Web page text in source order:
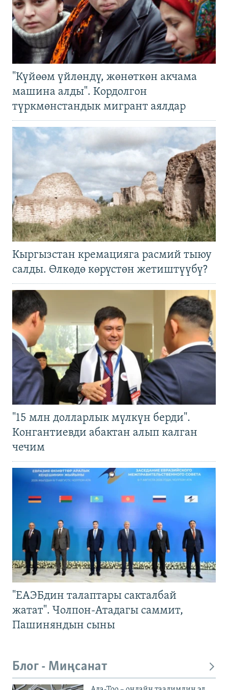
"Күйөөм үйлөндү, жөнөткөн акчама
машина алды". Кордолгон
түркмөнстандык мигрант аялдар
Кыргызстан кремацияга расмий тыюу
салды. Өлкөдө көрүстөн жетиштүүбү?
"15 млн долларлык мүлкүн берди".
Конгантиевди абактан алып калган
чечим
"ЕАЭБдин талаптары сакталбай
жатат". Чолпон-Атадагы саммит,
Пашиняндын сыны
Блог - Миңсанат